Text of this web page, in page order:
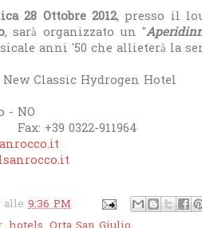
28 Ottobre 2012, presso il
, sarà organizzato un "
anni '50 che allieterà la
New Classic Hydrogen Hotel
- NO
Fax: +39 0322-911964
alle 9:36 PM